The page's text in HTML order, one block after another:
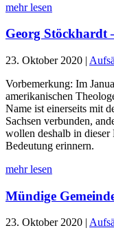
mehr lesen
Georg Stöckhardt
23. Oktober 2020 |
Vorbemerkung: Im
amerikanischen
Name ist einerseits mit
Sachsen verbunden,
wollen deshalb in dieser
Bedeutung erinnern.
mehr lesen
Mündige
23. Oktober 2020